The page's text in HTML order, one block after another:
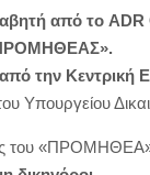
από το
από την
Υπουργείου
του